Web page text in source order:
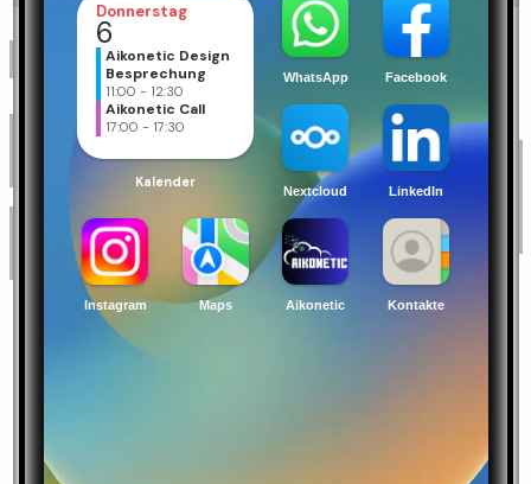
Donnerstag
6
Aikonetic Design
Besprechung
11:00 - 12:30
Aikonetic Call
17:00 - 17:30
Kalender